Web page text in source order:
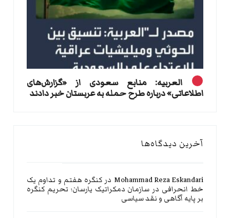
العربیه: منابع سعودی از «گزارش‌های
اطلاعاتی» درباره طرح حمله به عربستان خبر دادند
آخرین دیدگاه‌ها
Mohammad Reza Eskandari در کنگره هفتم و تداوم یک
خط انحرافی در سازمان دمکراتیک یارسان؛ تحریم کنگره
بر پایه آگاهی و نقد سیاسی